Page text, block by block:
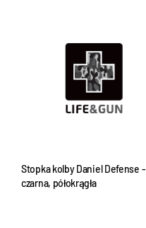
Stopka kolby Daniel Defense -
czarna, półokrągła